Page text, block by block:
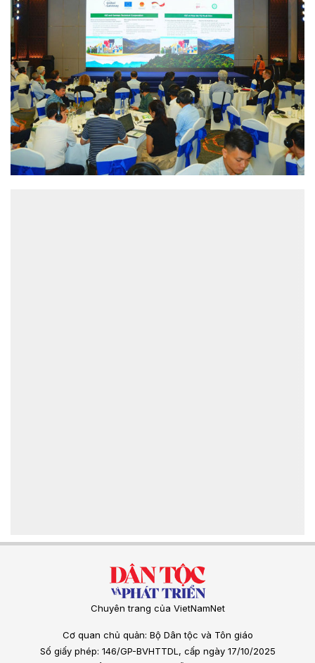
Chuyên trang của VietNamNet
Cơ quan chủ quản: Bộ Dân tộc và Tôn giáo
Số giấy phép: 146/GP-BVHTTDL, cấp ngày 17/10/2025